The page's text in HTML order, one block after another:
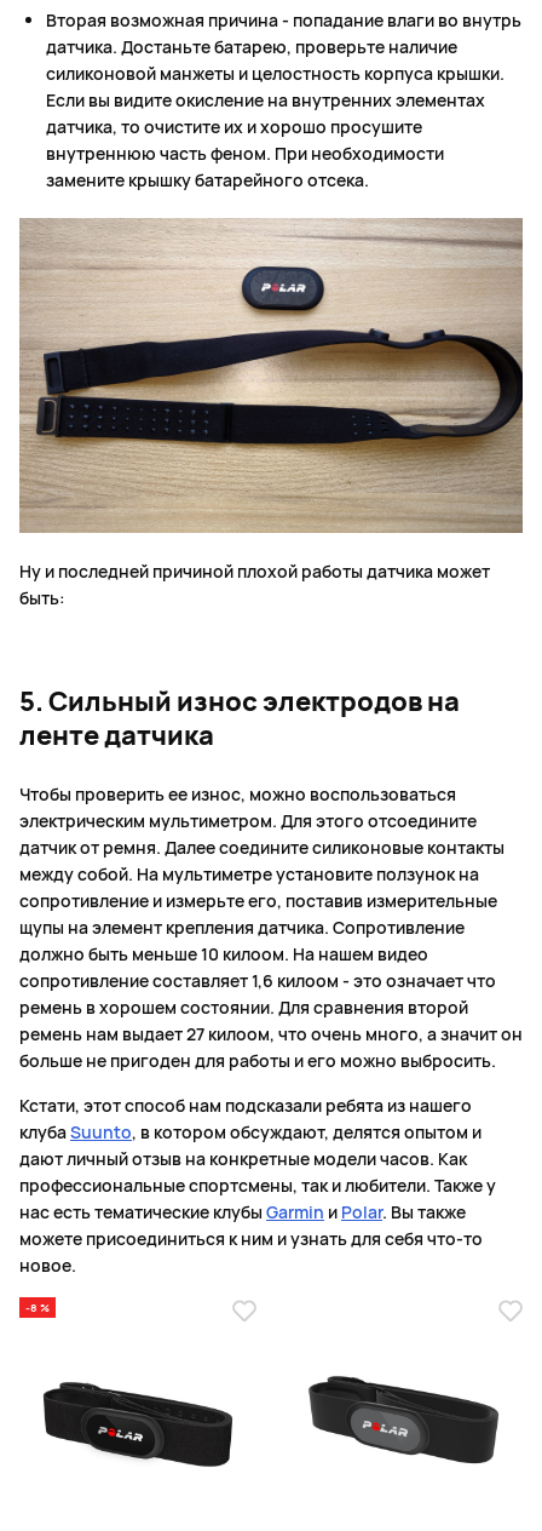
Вторая возможная причина - попадание влаги во внутрь
датчика. Достаньте батарею, проверьте наличие
силиконовой манжеты и целостность корпуса крышки.
Если вы видите окисление на внутренних элементах
датчика, то очистите их и хорошо просушите
внутреннюю часть феном. При необходимости
замените крышку батарейного отсека.
Ну и последней причиной плохой работы датчика может
быть:
5. Сильный износ электродов на
ленте датчика
Чтобы проверить ее износ, можно воспользоваться
электрическим мультиметром. Для этого отсоедините
датчик от ремня. Далее соедините силиконовые контакты
между собой. На мультиметре установите ползунок на
сопротивление и измерьте его, поставив измерительные
щупы на элемент крепления датчика. Сопротивление
должно быть меньше 10 килоом. На нашем видео
сопротивление составляет 1,6 килоом - это означает что
ремень в хорошем состоянии. Для сравнения второй
ремень нам выдает 27 килоом, что очень много, а значит он
больше не пригоден для работы и его можно выбросить.
Кстати, этот способ нам подсказали ребята из нашего
клубаSuunto, в котором обсуждают, делятся опытом и
дают личный отзыв на конкретные модели часов. Как
профессиональные спортсмены, так и любители. Также у
нас есть тематические клубы Garmin и Polar. Вы также
можете присоединиться к ним и узнать для себя что-то
новое.
-8 %